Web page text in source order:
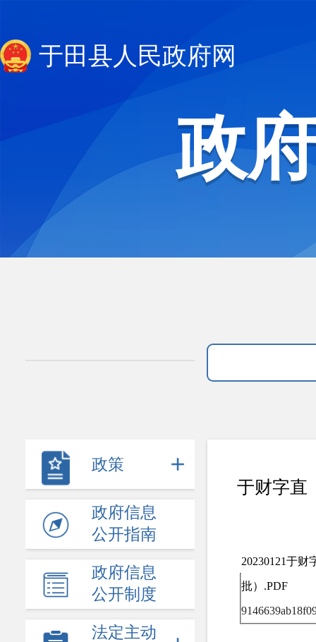
于田县人民政府网
政
政策
政府信息
公开指南
政府信息
公开制度
法定主动
于财字直
20230121于
批）.PDF